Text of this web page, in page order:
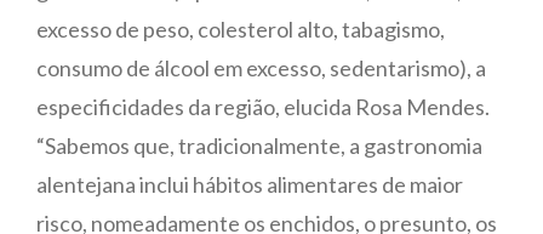
excesso de peso, colesterol alto, tabagismo,
consumo de álcool em excesso, sedentarismo), a
especificidades da região, elucida Rosa Mendes.
“Sabemos que, tradicionalmente, a gastronomia
alentejana inclui hábitos alimentares de maior
risco, nomeadamente os enchidos, o presunto, os